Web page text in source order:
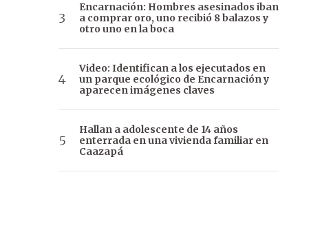
Encarnación: Hombres asesinados iban
a comprar oro, uno recibió 8 balazos y
otro uno en la boca
Video: Identifican a los ejecutados en
un parque ecológico de Encarnación y
aparecen imágenes claves
Hallan a adolescente de 14 años
enterrada en una vivienda familiar en
Caazapá